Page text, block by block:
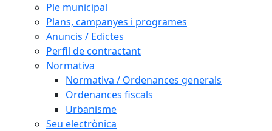
Ple municipal
Plans, campanyes i programes
Anuncis / Edictes
Perfil de contractant
Normativa
Normativa / Ordenances generals
Ordenances fiscals
Urbanisme
Seu electrònica